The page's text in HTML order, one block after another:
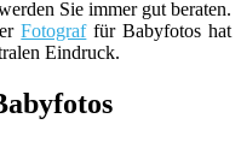
Sie immer gut beraten.
Fotograffür Babyfotos hat
Eindruck.